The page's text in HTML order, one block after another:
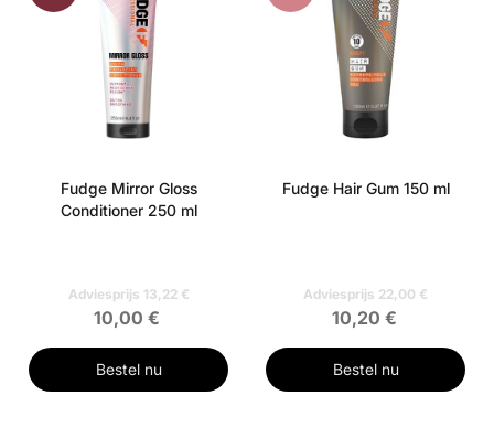
Fudge Mirror Gloss
Conditioner 250 ml
Adviesprijs 13,22 €
10,00 €
Bestel nu
Fudge Hair Gum 150 ml
Adviesprijs 22,00 €
10,20 €
Bestel nu